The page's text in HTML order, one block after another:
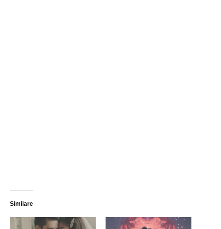
Similare